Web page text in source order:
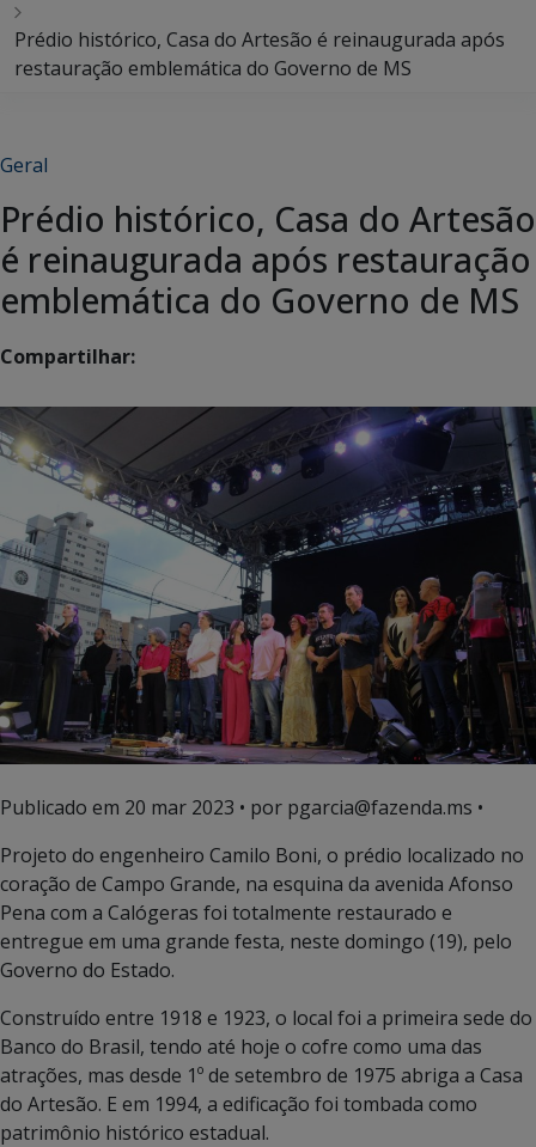
Prédio histórico, Casa do Artesão é reinaugurada após
restauração emblemática do Governo de MS
Geral
Prédio histórico, Casa do Artesão
é reinaugurada após restauração
emblemática do Governo de MS
Compartilhar:
Publicado em 20 mar 2023 • por pgarcia@fazenda.ms •
Projeto do engenheiro Camilo Boni, o prédio localizado no
coração de Campo Grande, na esquina da avenida Afonso
Pena com a Calógeras foi totalmente restaurado e
entregue em uma grande festa, neste domingo (19), pelo
Governo do Estado.
Construído entre 1918 e 1923, o local foi a primeira sede do
Banco do Brasil, tendo até hoje o cofre como uma das
atrações, mas desde 1º de setembro de 1975 abriga a Casa
do Artesão. E em 1994, a edificação foi tombada como
patrimônio histórico estadual.